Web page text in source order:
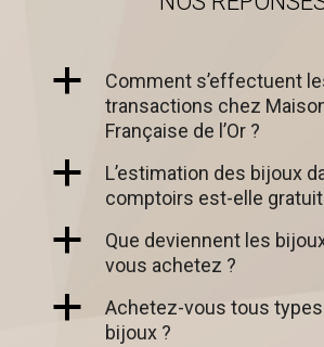
a
Comment s’effectuent
transactions chez
Française de l’Or ?
a
L’estimation des bijoux
comptoirs est-elle
a
Que deviennent les
vous achetez ?
a
Achetez-vous tous
bijoux ?